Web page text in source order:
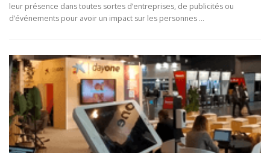
leur présence dans toutes sortes d’entreprises, de publicités ou
d’événements pour avoir un impact sur les personnes …